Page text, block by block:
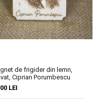
de frigider din lemn,
Ciprian Porumbescu
LEI